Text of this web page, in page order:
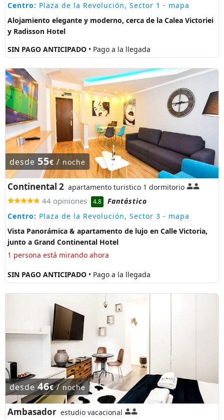
Centro: Plaza de la Revolución, Sector 1 - mapa
Alojamiento elegante y moderno, cerca de la Calea Victoriei
y Radisson Hotel
SIN PAGO ANTICIPADO • Pago a la llegada
desde 55€ / noche
Continental 2 apartamento turistico 1 dormitorio
44 opiniones 4.8
Fantástico
Centro: Plaza de la Revolución, Sector 3 - mapa
Vista Panorámica & apartamento de lujo en Calle Victoria,
junto a Grand Continental Hotel
1 persona está mirando ahora
SIN PAGO ANTICIPADO • Pago a la llegada
desde46€/noche
Ambasador estudio vacacional